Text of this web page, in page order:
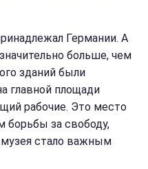
Германии. А
больше, чем
зданий были
главной площади
рабочие. Это место
борьбы за свободу,
стало важным